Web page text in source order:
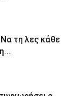
τη λες κάθε